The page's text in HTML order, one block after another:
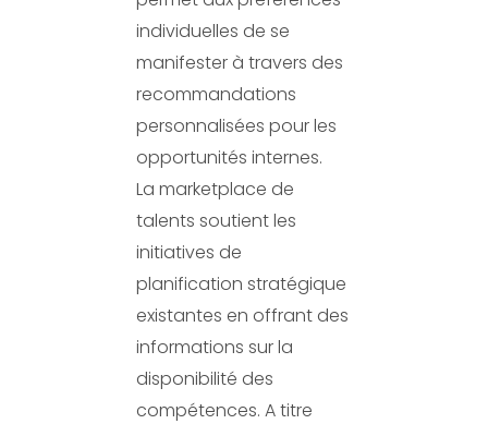
individuelles de se
manifester à travers des
recommandations
personnalisées pour les
opportunités internes.
La marketplace de
talents soutient les
initiatives de
planification stratégique
existantes en offrant des
informations sur la
disponibilité des
compétences. A titre